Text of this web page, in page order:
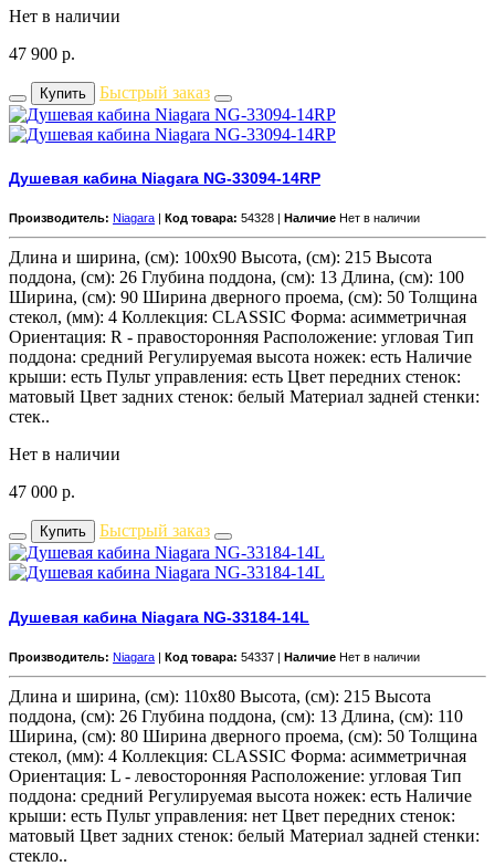
Нет в наличии
47 900 р.
Купить Быстрый заказ
Душевая кабина Niagara NG-33094-14RP
Производитель: Niagara Код товара: 54328 | Наличие Нет в наличии
Длина и ширина, (см): 100x90 Высота, (см): 215 Высота
поддона, (см): 26 Глубина поддона, (см): 13 Длина, (см): 100
Ширина, (см): 90 Ширина дверного проема, (см): 50 Толщина
стекол, (мм): 4 Коллекция: CLASSIC Форма: асимметричная
Ориентация: R - правосторонняя Расположение: угловая Тип
поддона: средний Регулируемая высота ножек: есть Наличие
крыши: есть Пульт управления: есть Цвет передних стенок:
матовый Цвет задних стенок: белый Материал задней стенки:
стек..
Нет в наличии
47 000 р.
Купить Быстрый заказ
Душевая кабина Niagara NG-33184-14L
Производитель: Niagara | Код товара: 54337 | Наличие Нет в наличии
Длина и ширина, (см): 110x80 Высота, (см): 215 Высота
поддона, (см): 26 Глубина поддона, (см): 13 Длина, (см): 110
Ширина, (см): 80 Ширина дверного проема, (см): 50 Толщина
стекол, (мм): 4 Коллекция: CLASSIC Форма: асимметричная
Ориентация: L - левосторонняя Расположение: угловая Тип
поддона: средний Регулируемая высота ножек: есть Наличие
крыши: есть Пульт управления: нет Цвет передних стенок:
матовый Цвет задних стенок: белый Материал задней стенки:
стекло..